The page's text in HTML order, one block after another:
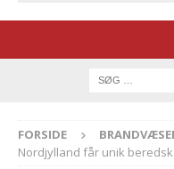
FORSIDE
Nordjylland får unik